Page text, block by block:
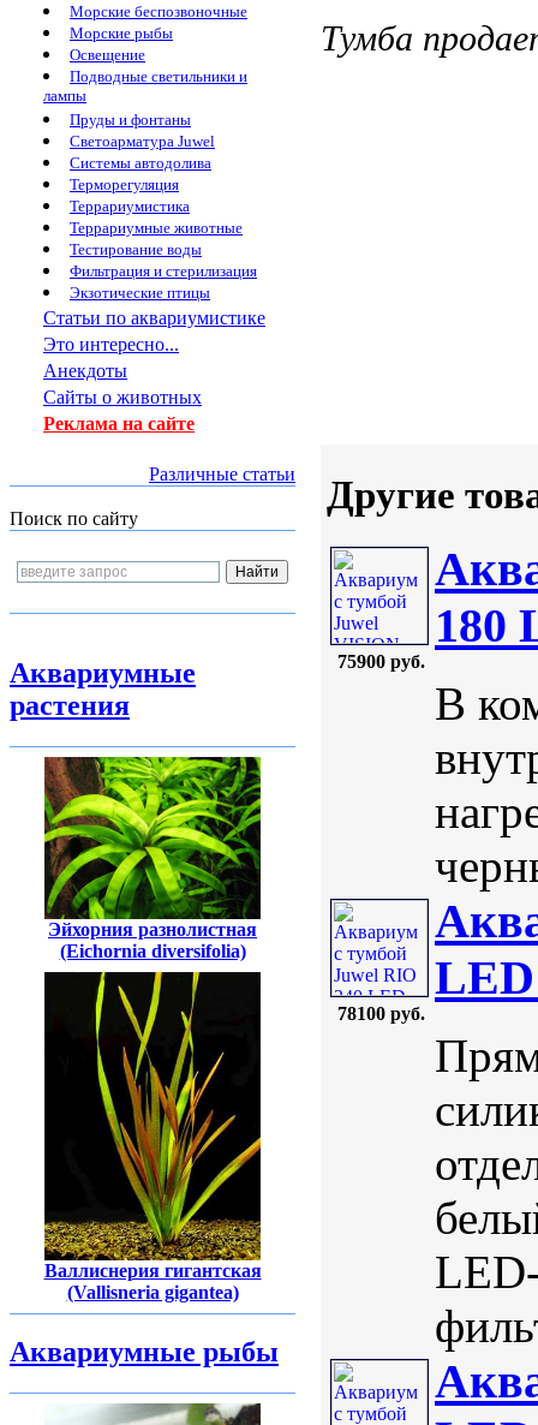
Морские беспозвоночные
Морские рыбы
Освещение
Подводные светильники и
лампы
Пруды и фонтаны
Светоарматура Juwel
Системы автодолива
Терморегуляция
Террариумистика
Террариумные животные
Тестирование воды
Фильтрация и стерилизация
Экзотические птицы
Статьи по аквариумистике
Это интересно...
Анекдоты
Сайты о животных
Реклама на сайте
Различные статьи
Поиск по сайту
Аквариумные
растения
Эйхорния разнолистная
(Eichornia diversifolia)
Валлиснерия гигантская
(Vallisneria gigantea)
Аквариумные рыбы
Тумба
Другие
75900 руб.
180
В
78100 руб.
LED